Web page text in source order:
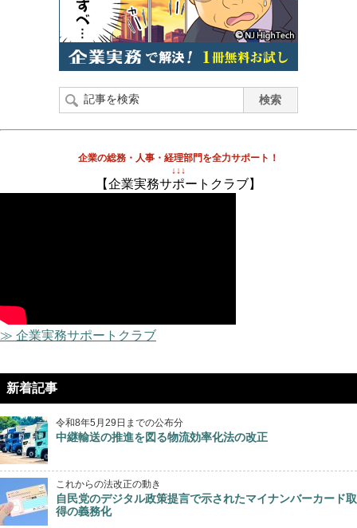
企業の総務・人事・経理部門を全力サポート！
↓↓↓
【企業実務サポートクラブ】
≫ 企業実務サポートクラブ
新着記事
令和8年5月29日までの公布分
中継輸送の推進を図る物流効率化法の改正
これからの法改正の動き
自民党のデジタル政策提言で示されたマイナンバーカード取
得の義務化